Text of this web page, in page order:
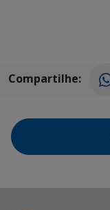
Compartilhe: